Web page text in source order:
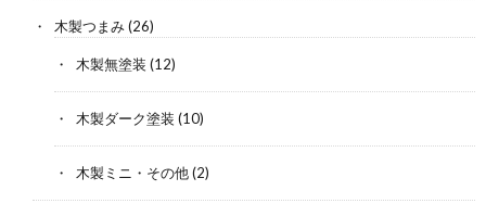
木製つまみ(26)
木製無塗装 (12)
木製ダーク塗装 (10)
木製ミニ・その他(2)